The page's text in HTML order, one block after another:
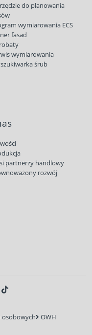
do planowania
wymiarowania ECS
fasad
wymiarowania
śrub
partnerzy handlowy
rozwój
osobowych OWH